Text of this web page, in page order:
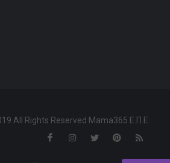
All Rights Reserved Mama365 Ε.Π.Ε.